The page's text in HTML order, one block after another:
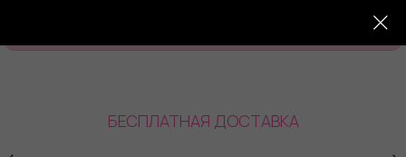
БЕСПЛАТНАЯ ДОСТАВКА